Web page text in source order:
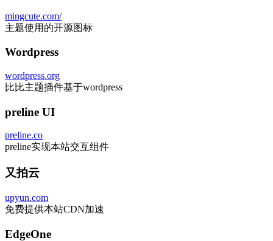
mingcute.com/
主题使用的开源图标
Wordpress
wordpress.org
比比主题插件基于wordpress
preline UI
preline.co
preline实现本站交互组件
又拍云
upyun.com
免费提供本站CDN加速
EdgeOne